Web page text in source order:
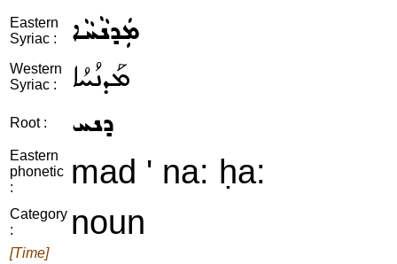
Eastern
Syriac :
ܡܲܕܢܵܚܵܐ
Western
Syriac :
ܡܰܕܢܳܚܳܐ
Root : ܕܢܚ
Eastern
phonetic
:
mad ' na: ḥa:
Category
:
noun
[Time]